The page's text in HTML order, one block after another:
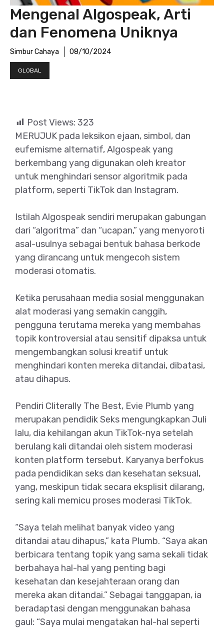
Mengenal Algospeak, Arti
dan Fenomena Uniknya
Simbur Cahaya 08/10/2024
GLOBAL
Post Views: 323
MERUJUK pada leksikon ejaan, simbol, dan
eufemisme alternatif, Algospeak yang
berkembang yang digunakan oleh kreator
untuk menghindari sensor algoritmik pada
platform, seperti TikTok dan Instagram.
Istilah Algospeak sendiri merupakan gabungan
dari “algoritma” dan “ucapan,” yang menyoroti
asal-usulnya sebagai bentuk bahasa berkode
yang dirancang untuk mengecoh sistem
moderasi otomatis.
Ketika perusahaan media sosial menggunakan
alat moderasi yang semakin canggih,
pengguna terutama mereka yang membahas
topik kontroversial atau sensitif dipaksa untuk
mengembangkan solusi kreatif untuk
menghindari konten mereka ditandai, dibatasi,
atau dihapus.
Pendiri Cliterally The Best, Evie Plumb yang
merupakan pendidik Seks mengungkapkan Juli
lalu, dia kehilangan akun TikTok-nya setelah
berulang kali ditandai oleh sistem moderasi
konten platform tersebut. Karyanya berfokus
pada pendidikan seks dan kesehatan seksual,
yang, meskipun tidak secara eksplisit dilarang,
sering kali memicu proses moderasi TikTok.
“Saya telah melihat banyak video yang
ditandai atau dihapus,” kata Plumb. “Saya akan
berbicara tentang topik yang sama sekali tidak
berbahaya hal-hal yang penting bagi
kesehatan dan kesejahteraan orang dan
mereka akan ditandai.” Sebagai tanggapan, ia
beradaptasi dengan menggunakan bahasa
gaul: “Saya mulai mengatakan hal-hal seperti